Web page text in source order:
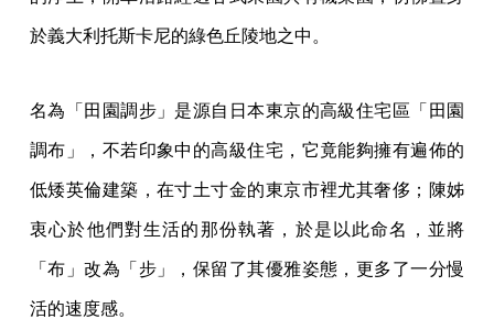
於義大利托斯卡尼的綠色丘陵地之中。
名為「田園調步」是源自日本東京的高級住宅區「田園
調布」，不若印象中的高級住宅，它竟能夠擁有遍佈的
低矮英倫建築，在寸土寸金的東京市裡尤其奢侈；陳姊
衷心於他們對生活的那份執著，於是以此命名，並將
「布」改為「步」，保留了其優雅姿態，更多了一分慢
活的速度感。